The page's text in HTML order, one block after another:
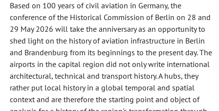
Based on 100 years of civil aviation in Germany, the
conference of the Historical Commission of Berlin on 28 and
29 May 2026 will take the anniversary as an opportunity to
shed light on the history of aviation infrastructure in Berlin
and Brandenburg from its beginnings to the present day. The
airports in the capital region did not only write international
architectural, technical and transport history. A hubs, they
rather put local history in a global temporal and spatial
context and are therefore the starting point and object of